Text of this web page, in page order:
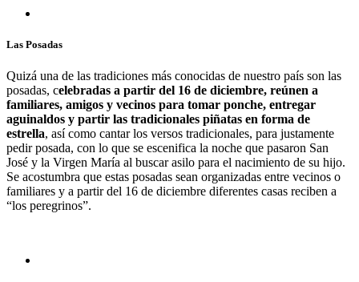
Las Posadas
Quizá una de las tradiciones más conocidas de nuestro país son las
posadas, celebradas a partir del 16 de diciembre, reúnen a
familiares, amigos y vecinos para tomar ponche, entregar
aguinaldos y partir las tradicionales piñatas en forma de
estrella, así como cantar los versos tradicionales, para justamente
pedir posada, con lo que se escenifica la noche que pasaron San
José y la Virgen María al buscar asilo para el nacimiento de su hijo.
Se acostumbra que estas posadas sean organizadas entre vecinos o
familiares y a partir del 16 de diciembre diferentes casas reciben a
“los peregrinos”.